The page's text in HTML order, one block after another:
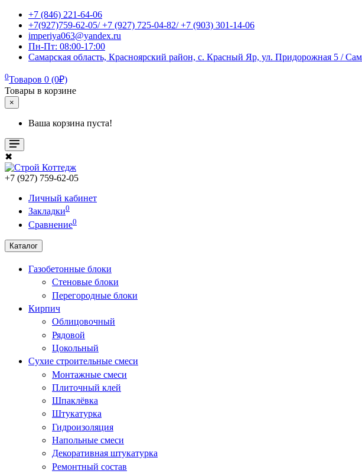
+7 (846) 221-64-06
+7(927)759-62-05/ +7 (927) 725-04-82/ +7 (903) 301-14-06
imperiya063@yandex.ru
Пн-Пт: 08:00-17:00
Самарская область, Красноярский район, с. Красный Яр, ул. Придорожная 5 /
0Товаров 0 (0₽)
Товары в корзине
×
Ваша корзина пуста!
✖
+7 (927) 759-62-05
Личный кабинет
Закладки0
Сравнение0
Каталог
Газобетонные блоки
Стеновые блоки
Перегородные блоки
Кирпич
Облицовочный
Рядовой
Цокольный
Сухие строительные смеси
Монтажные смеси
Плиточный клей
Шпаклёвка
Штукатурка
Гидроизоляция
Напольные смеси
Декоративная штукатурка
Ремонтный состав